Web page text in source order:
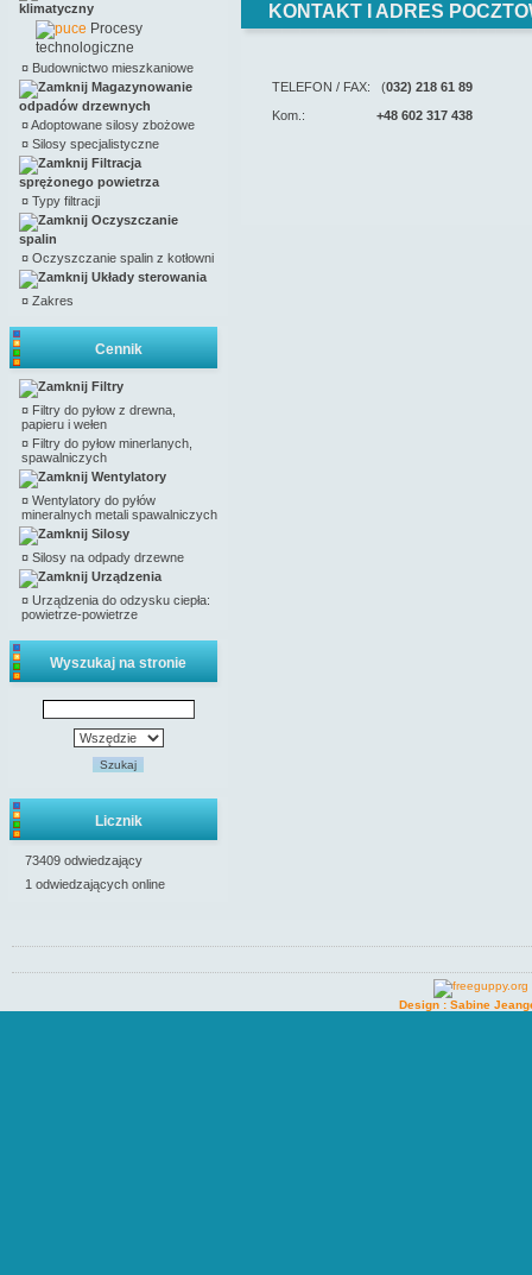
klimatyczny
Procesy
technologiczne
¤ Budownictwo mieszkaniowe
Magazynowanie
odpadów drzewnych
¤Adoptowane silosy zbożowe
¤ Silosy specjalistyczne
Filtracja
sprężonego powietrza
¤ Typy filtracji
Oczyszczanie
spalin
¤ Oczyszczanie spalin z kotłowni
Układy sterowania
¤ Zakres
Cennik
Filtry
¤ Filtry do pyłow z drewna,
papieru i wełen
¤ Filtry do pyłow minerlanych,
spawalniczych
Wentylatory
¤ Wentylatory do pyłów
mineralnych metali spawalniczych
Silosy
¤ Silosy na odpady drzewne
Urządzenia
¤ Urządzenia do odzysku ciepła:
powietrze-powietrze
Wyszukaj na stronie
Szukaj
Licznik
73409 odwiedzający
1 odwiedzających online
KONTAKT I ADRES
TELEFON / FAX: (032) 218 61 89
Kom.: +48 602 317 438
Design : Sabine